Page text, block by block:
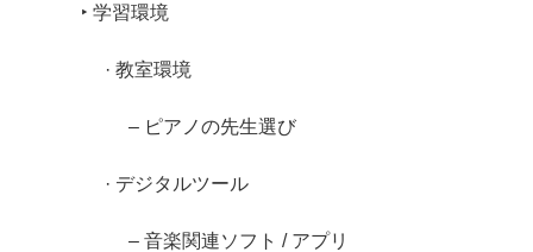
‣ 学習環境
· 教室環境
– ピアノの先生選び
· デジタルツール
– 音楽関連ソフト / アプリ